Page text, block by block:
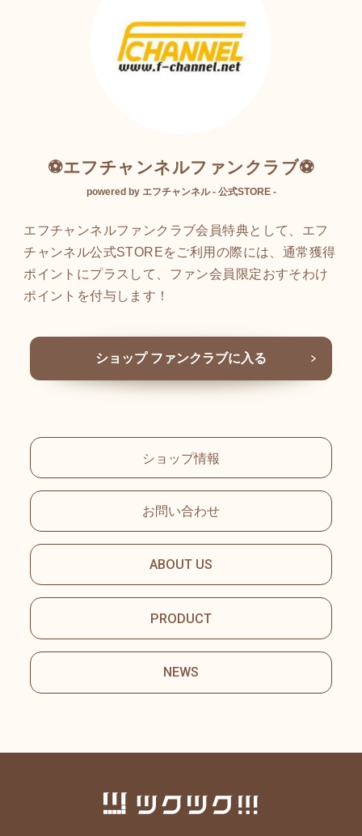
⚽エフチャンネルファンクラブ⚽
powered by エフチャンネル - 公式STORE -
エフチャンネルファンクラブ会員特典として、エフ
チャンネル公式STOREをご利用の際には、通常獲得
ポイントにプラスして、ファン会員限定おすそわけ
ポイントを付与します！
ショップ ファンクラブに入る
ショップ情報
お問い合わせ
ABOUT US
PRODUCT
NEWS